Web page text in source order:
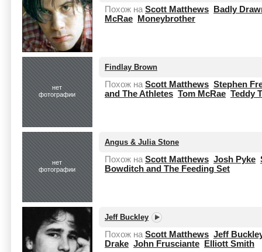
Похож на Scott Matthews
Badly
McRae
Moneybrother
нет
фотографии
Findlay Brown
Похож на Scott Matthews Stephen
and The Athletes Tom McRae Teddy
нет
фотографии
Angus & Julia Stone
Похож на Scott Matthews Josh Pyke
Bowditch and The Feeding Set
Jeff Buckley
Похож на Scott Matthews Jeff
Drake John Frusciante
Elliott Smith